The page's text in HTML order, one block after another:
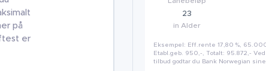
på
er
23
in Alder
Eksempel: Eff.rente 17,80 %,
Etabl.geb. 950,-, Totalt: 95.872,- Ved
tilbud godtar du Bank Norwegian